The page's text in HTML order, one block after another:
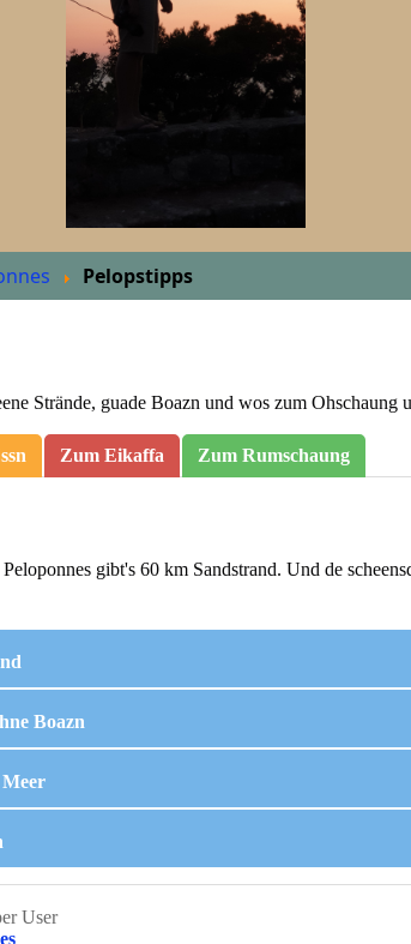
Pelopstipps
Strände, guade Boazn und wos zum Ohschaung
Zum Eikaffa Zum Rumschaung
gibt's 60 km Sandstrand. Und de
Boazn
User